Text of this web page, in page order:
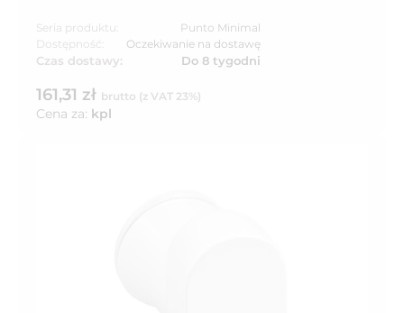
Seria produktu:
Punto Minimal
Dostępność:
Oczekiwanie na dostawę
Czas dostawy: Do 8 tygodni
161,31 zł brutto (z VAT 23%)
Cena za: kpl